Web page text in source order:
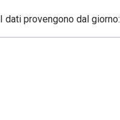
I dati provengono dal giorno: